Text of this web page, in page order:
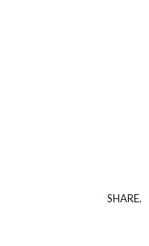
SHARE.